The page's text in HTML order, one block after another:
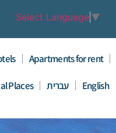
Select Language ▼
Apartments for rent
Places עברית English